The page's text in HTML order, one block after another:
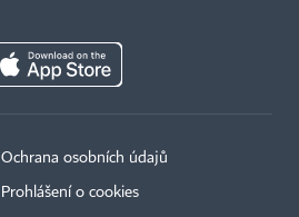
Ochrana osobních údajů
Prohlášení o cookies